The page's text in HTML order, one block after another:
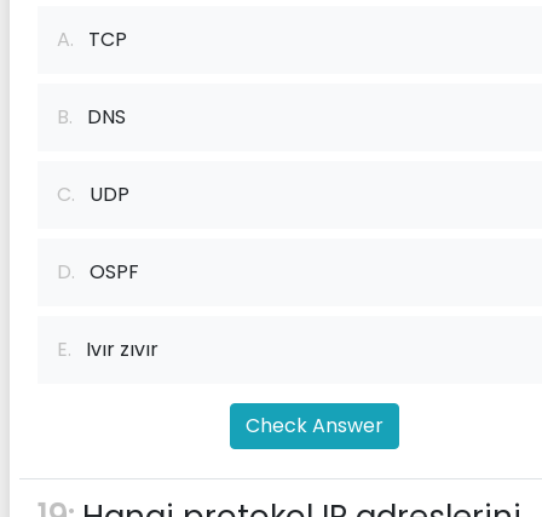
A. TCP
B. DNS
C. UDP
D. OSPF
E. Ivır zıvır
Check Answer